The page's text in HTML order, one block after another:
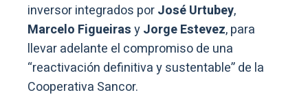
inversor integrados porJosé Urtubey,
Marcelo FigueirasyJorge Estevez, para
llevar adelante el compromiso de una
“reactivación definitiva y sustentable” de la
Cooperativa Sancor.